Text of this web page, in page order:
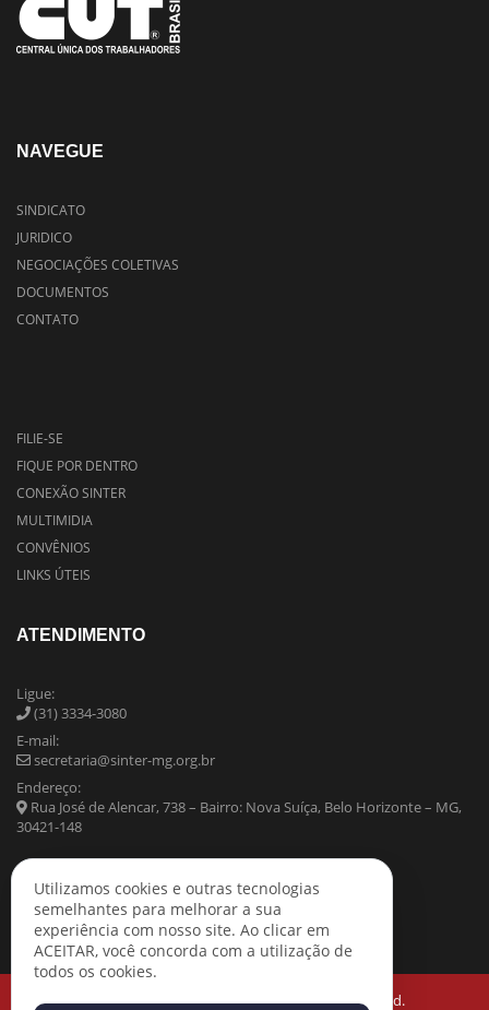
NAVEGUE
SINDICATO
JURIDICO
NEGOCIAÇÕES COLETIVAS
DOCUMENTOS
CONTATO
FILIE-SE
FIQUE POR DENTRO
CONEXÃO SINTER
MULTIMIDIA
CONVÊNIOS
LINKS ÚTEIS
ATENDIMENTO
Ligue:
(31) 3334-3080
E-mail:
secretaria@sinter-mg.org.br
Endereço:
Rua José de Alencar, 738 – Bairro: Nova Suíça, Belo Horizonte – MG,
30421-148
Copyright © 2021 SINTER-MG All Rights Reserved.
Utilizamos cookies e outras tecnologias
semelhantes para melhorar a sua
experiência com nosso site. Ao clicar em
ACEITAR, você concorda com a utilização de
todos os cookies.